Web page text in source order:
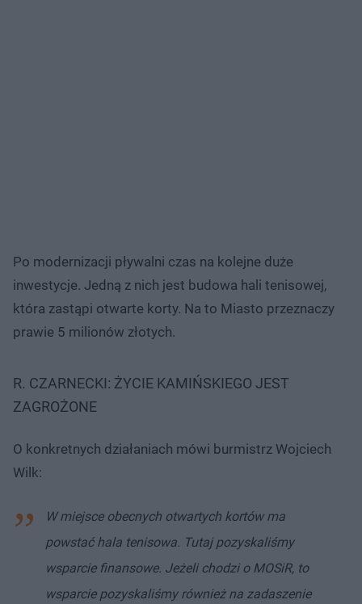
Po modernizacji pływalni czas na kolejne duże
inwestycje. Jedną z nich jest budowa hali tenisowej,
która zastąpi otwarte korty. Na to Miasto przeznaczy
prawie 5 milionów złotych.
R. CZARNECKI: ŻYCIE KAMIŃSKIEGO JEST
ZAGROŻONE
O konkretnych działaniach mówi burmistrz Wojciech
Wilk:
W miejsce obecnych otwartych kortów ma
powstać hala tenisowa. Tutaj pozyskaliśmy
wsparcie finansowe. Jeżeli chodzi o MOSiR, to
wsparcie pozyskaliśmy również na zadaszenie